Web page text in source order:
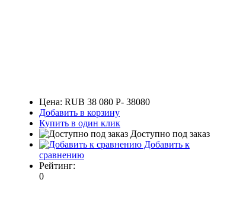
Цена: RUB 38 080 P- 38080
Добавить в корзину
Купить в один клик
Доступно под заказ
Добавить к
сравнению
Рейтинг:
0